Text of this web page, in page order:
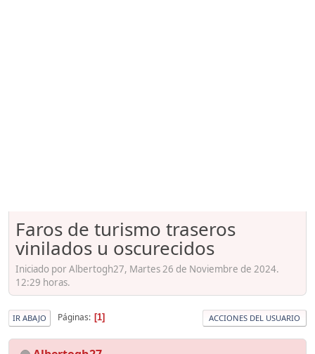
Faros de turismo traseros
vinilados u oscurecidos
Iniciado por Albertogh27, Martes 26 de Noviembre de 2024.
12:29 horas.
IR ABAJO Páginas 1 ACCIONES DEL USUARIO